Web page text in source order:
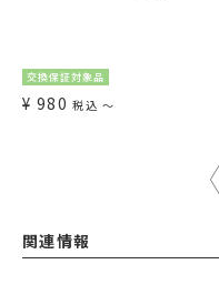
交換保証対象品
¥ 980 税込 〜
関連情報